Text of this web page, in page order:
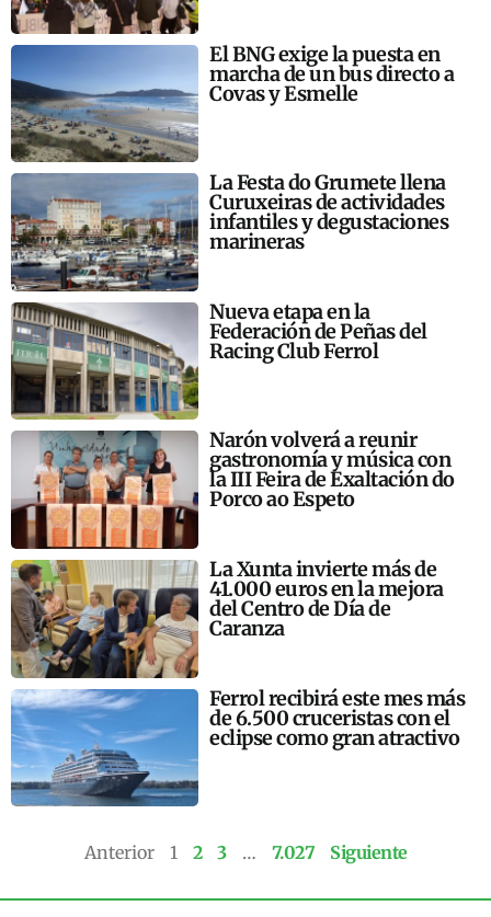
El BNG exige la puesta en
marcha de un bus directo a
Covas y Esmelle
La Festa do Grumete llena
Curuxeiras de actividades
infantiles y degustaciones
marineras
Nueva etapa en la
Federación de Peñas del
Racing Club Ferrol
Narón volverá a reunir
gastronomía y música con
la III Feira de Exaltación do
Porco ao Espeto
La Xunta invierte más de
41.000 euros en la mejora
del Centro de Día de
Caranza
Ferrol recibirá este mes más
de 6.500 cruceristas con el
eclipse como gran atractivo
Anterior 1 2 3 … 7.027 Siguiente